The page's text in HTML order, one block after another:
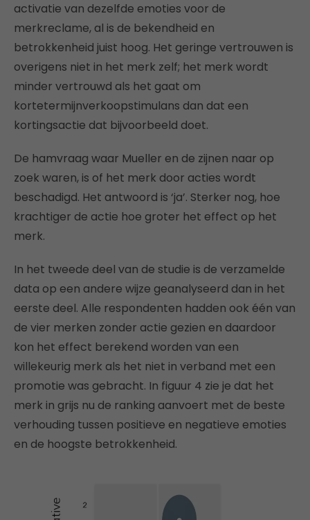
activatie van dezelfde emoties voor de
merkreclame, al is de bekendheid en
betrokkenheid juist hoog. Het geringe vertrouwen is
overigens niet in het merk zelf; het merk wordt
minder vertrouwd als het gaat om
kortetermijnverkoopstimulans dan dat een
kortingsactie dat bijvoorbeeld doet.
De hamvraag waar Mueller en de zijnen naar op
zoek waren, is of het merk door acties wordt
beschadigd. Het antwoord is ‘ja’. Sterker nog, hoe
krachtiger de actie hoe groter het effect op het
merk.
In het tweede deel van de studie is de verzamelde
data op een andere wijze geanalyseerd dan in het
eerste deel. Alle respondenten hadden ook één van
de vier merken zonder actie gezien en daardoor
kon het effect berekend worden van een
willekeurig merk als het niet in verband met een
promotie was gebracht. In figuur 4 zie je dat het
merk in grijs nu de ranking aanvoert met de beste
verhouding tussen positieve en negatieve emoties
en de hoogste betrokkenheid.